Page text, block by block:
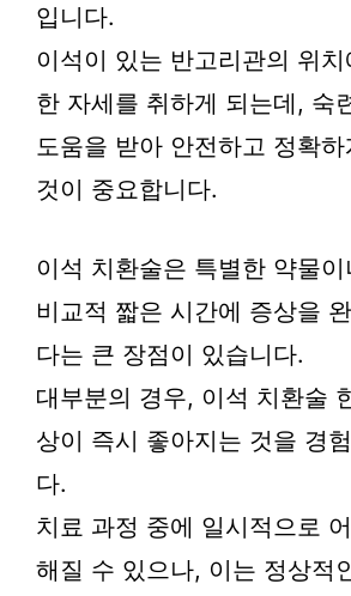
입니다.
이석이 있는 반고리관의 위
한 자세를 취하게 되는데, 숙
도움을 받아 안전하고 정확
것이 중요합니다.
이석 치환술은 특별한 약물
비교적 짧은 시간에 증상을
다는 큰 장점이 있습니다.
대부분의 경우, 이석 치환술
상이 즉시 좋아지는 것을 경
다.
치료 과정 중에 일시적으로
해질 수 있으나, 이는 정상적